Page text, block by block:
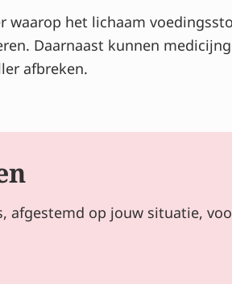
waarop het lichaam
Daarnaast kunnen
afbreken.
afgestemd op jouw situatie,